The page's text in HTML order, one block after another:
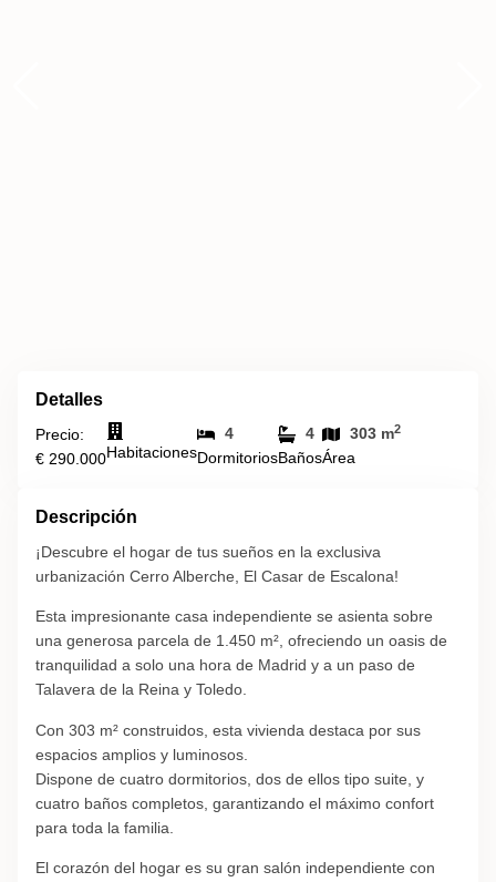
Detalles
Precio:
€ 290.000Habitaciones
4
Dormitorios
4
Baños
303 m2
Área
Descripción
¡Descubre el hogar de tus sueños en la exclusiva
urbanización Cerro Alberche, El Casar de Escalona!
Esta impresionante casa independiente se asienta sobre
una generosa parcela de 1.450 m², ofreciendo un oasis de
tranquilidad a solo una hora de Madrid y a un paso de
Talavera de la Reina y Toledo.
Con 303 m² construidos, esta vivienda destaca por sus
espacios amplios y luminosos.
Dispone de cuatro dormitorios, dos de ellos tipo suite, y
cuatro baños completos, garantizando el máximo confort
para toda la familia.
El corazón del hogar es su gran salón independiente con